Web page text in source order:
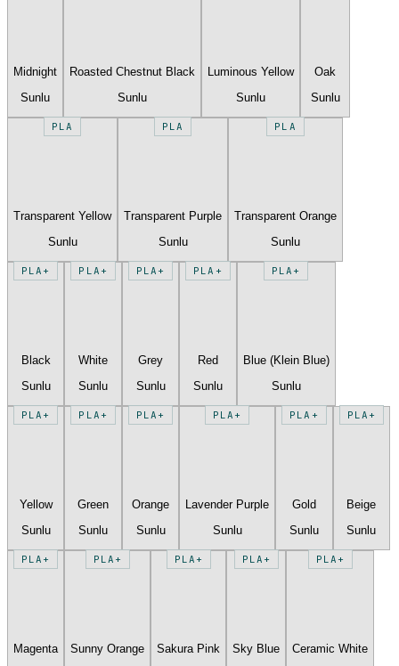
Midnight
Sunlu
Roasted Chestnut Black
Sunlu
Luminous Yellow
Sunlu
Oak
Sunlu
PLA
Transparent Yellow
Sunlu
PLA
Transparent Purple
Sunlu
PLA
Transparent Orange
Sunlu
PLA+
Black
Sunlu
PLA+
White
Sunlu
PLA+
Grey
Sunlu
PLA+
Red
Sunlu
PLA+
Blue (Klein Blue)
Sunlu
PLA+
Yellow
Sunlu
PLA+
Green
Sunlu
PLA+
Orange
Sunlu
PLA+
Lavender Purple
Sunlu
PLA+
Gold
Sunlu
PLA+
Beige
Sunlu
PLA+
Magenta
PLA+
Sunny Orange
PLA+
Sakura Pink
PLA+
Sky Blue
PLA+
Ceramic White